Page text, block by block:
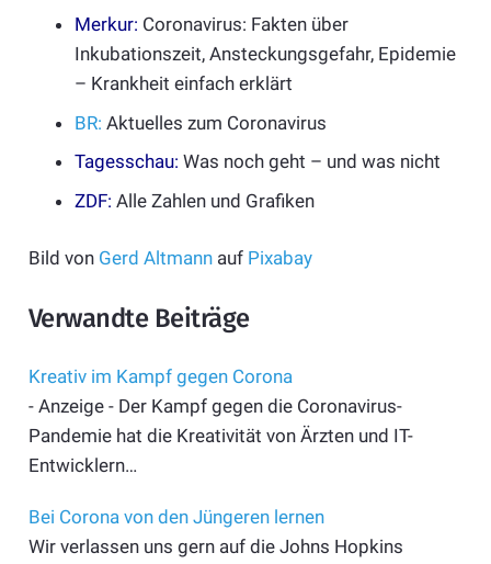
Merkur: Coronavirus: Fakten über
Inkubationszeit, Ansteckungsgefahr, Epidemie
– Krankheit einfach erklärt
BR: Aktuelles zum Coronavirus
Tagesschau: Was noch geht – und was nicht
ZDF: Alle Zahlen und Grafiken
Bild von Gerd Altmannauf Pixabay
Verwandte Beiträge
Kreativ im Kampf gegen Corona
- Anzeige - Der Kampf gegen die Coronavirus-
Pandemie hat die Kreativität von Ärzten und IT-
Entwicklern…
Bei Corona von den Jüngeren lernen
Wir verlassen uns gern auf die Johns Hopkins